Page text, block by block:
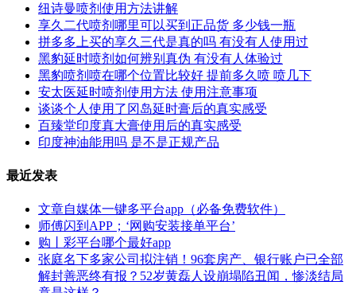
纽诗曼喷剂使用方法讲解
享久二代喷剂哪里可以买到正品货 多少钱一瓶
拼多多上买的享久三代是真的吗 有没有人使用过
黑豹延时喷剂如何辨别真伪 有没有人体验过
黑豹喷剂喷在哪个位置比较好 提前多久喷 喷几下
安太医延时喷剂使用方法 使用注意事项
谈谈个人使用了冈岛延时膏后的真实感受
百臻堂印度真大膏使用后的真实感受
印度神油能用吗 是不是正规产品
最近发表
文章自媒体一键多平台app（必备免费软件）
师傅闪到APP；‘网购安装接单平台’
购丨彩平台哪个最好app
张庭名下多家公司拟注销！96套房产、银行账户已全部
解封善恶终有报？52岁黄磊人设崩塌陷丑闻，惨淡结局